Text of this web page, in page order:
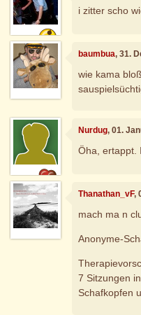
i zitter scho
baumbua, 31.
wie kama
Nurdug, 01.
Öha, ertappt.
Thanathan_vF,
mach ma n
Anonyme-
7 Sitzungen
Schafkopfen